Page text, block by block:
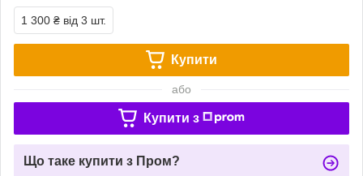
1 300 ₴ від 3 шт.
Купити
або
Купити з
Що таке купити з Пром?